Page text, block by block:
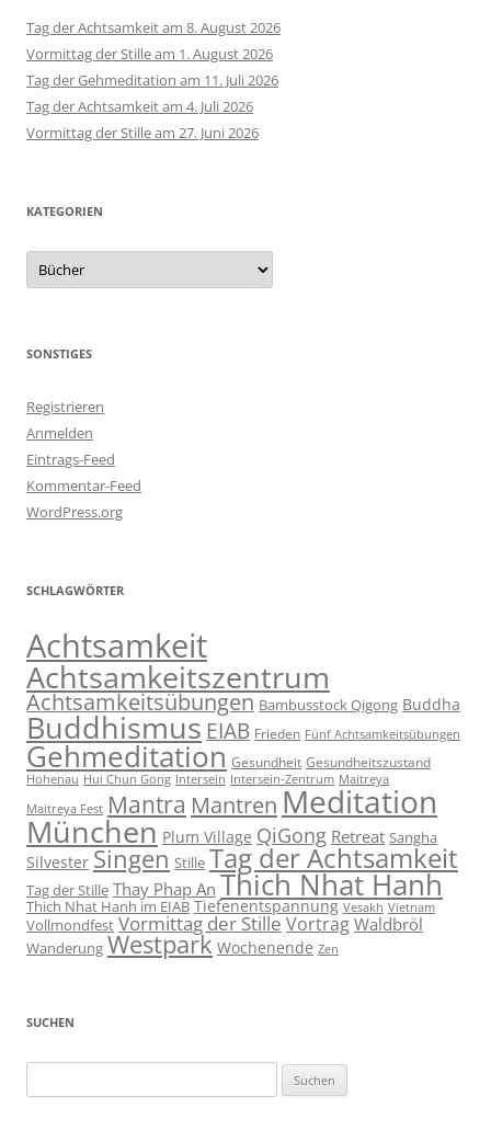
Tag der Achtsamkeit am 8. August 2026
Vormittag der Stille am 1. August 2026
Tag der Gehmeditation am 11. Juli 2026
Tag der Achtsamkeit am 4. Juli 2026
Vormittag der Stille am 27. Juni 2026
KATEGORIEN
Kategorien
SONSTIGES
Registrieren
Anmelden
Eintrags-Feed
Kommentar-Feed
WordPress.org
SCHLAGWÖRTER
Achtsamkeit
Achtsamkeitszentrum
Achtsamkeitsübungen Bambusstock Qigong Buddha
Buddhismus EIAB Frieden Fünf Achtsamkeitsübungen
Gehmeditation Gesundheit Gesundheitszustand
Hohenau Hui Chun Gong Intersein Intersein-Zentrum Maitreya
Maitreya Fest Mantra Mantren Meditation
München Plum Village QiGong Retreat Sangha
Silvester Singen Stille Tag der Achtsamkeit
Tag der Stille Thay Phap An Thich Nhat Hanh
Thich Nhat Hanh im EIAB Tiefenentspannung Vesakh Vietnam
Vollmondfest Vormittag der StilleVortragWaldbröl
Wanderung Westpark Wochenende Zen
SUCHEN
nach: